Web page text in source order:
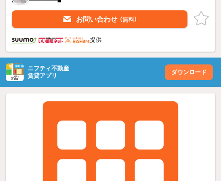
お問い合わせ （無料）
提供
ニフティ不動産
賃貸アプリ
ダウンロード